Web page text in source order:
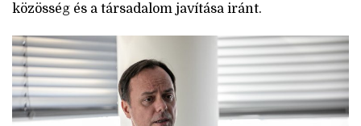
közösség és a társadalom javítása iránt.